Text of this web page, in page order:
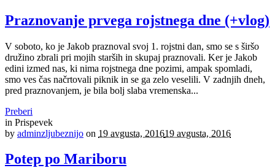
Praznovanje prvega rojstnega dne (+vlog)
V soboto, ko je Jakob praznoval svoj 1. rojstni dan, smo se s širšo
družino zbrali pri mojih starših in skupaj praznovali. Ker je Jakob
edini izmed nas, ki nima rojstnega dne pozimi, ampak spomladi,
smo ves čas načrtovali piknik in se ga zelo veselili. V zadnjih dneh,
pred praznovanjem, je bila bolj slaba vremenska...
Preberi
in Prispevek
by adminzljubeznijo on 19 avgusta, 201619 avgusta, 2016
Potep po Mariboru